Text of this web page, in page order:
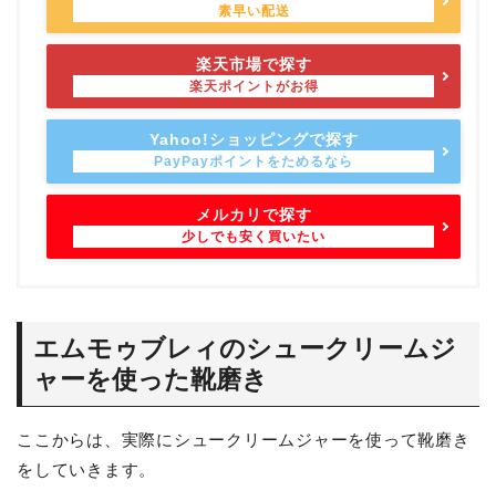
楽天市場で探す
Yahoo!ショッピングで探す
メルカリで探す
エムモゥブレィのシュークリームジ
ャーを使った靴磨き
ここからは、実際にシュークリームジャーを使って靴磨き
をしていきます。